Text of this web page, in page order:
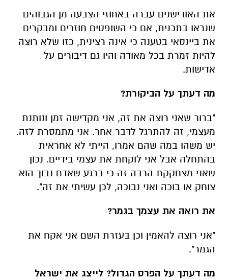
את האודישנים עברה באחוזי הצבעה מן הגבוהים
שנראו בתכנית, אם כי השופטים חוזרים ומבקרים
את ביינסאי בטענה כי אינה רצינית, כזו שלא רוצה
להיות זמרת בכל מאודה והיו גם דיבורים על
אדישות.
מה דעתך על הביקורת?
"ברור שאני רוצה את זה, אני מקדישה זמן ונותנת
מעצמי, זה להתרגל לדבר אחר. אני מתמסרת לזה.
יש משהו במה שהם אמרו, הייתי לא אחראית
בהתחלה אבל אני לוקחת את עצמי בידיים. נכון
שאני מצחקקת הרבה זה כי ברגע שאדם נבוך הוא
צוחק או בוכה ואני נבוכה, לכן עשיתי את זה".
את רואה את עצמך בגמר?
"אני רוצה להאמין וכן בעזרת השם אני אקח את
הגמר".
מה דעתך על הפרס הגדול? לייצג את ישראל